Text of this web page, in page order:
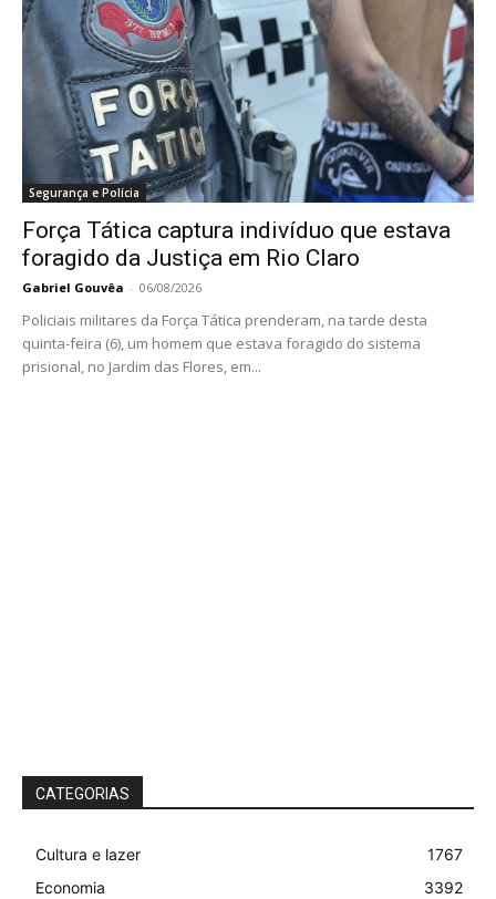
Segurança e Polícia
Força Tática captura indivíduo que estava
foragido da Justiça em Rio Claro
Gabriel Gouvêa - 06/08/2026
Policiais militares da Força Tática prenderam, na tarde desta
quinta-feira (6), um homem que estava foragido do sistema
prisional, no Jardim das Flores, em...
CATEGORIAS
Cultura e lazer
1767
Economia
3392